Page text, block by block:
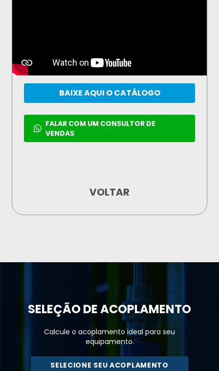
BAIXE AQUI O CATÁLOGO
FALAR COM UM CONSULTOR DE
VENDAS
VOLTAR
SELEÇÃO DEACOPLAMENTO
Calcule o acoplamento ideal para seu
equipamento.
SELECIONE SEU ACOPLAMENTO